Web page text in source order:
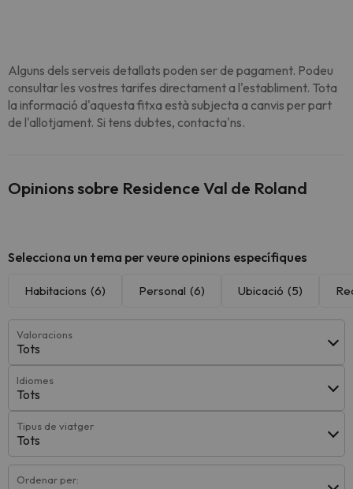
Alguns dels serveis detallats poden ser de pagament. Podeu
consultar les vostres tarifes directament a l'establiment. Tota
la informació d'aquesta fitxa està subjecta a canvis per part
de l'allotjament. Si tens dubtes, contacta'ns.
Opinions sobre Residence Val de Roland
Selecciona un tema per veure opinions específiques
Habitacions (6) Personal (6) Ubicació (5)
Valoracions
Tots
Idiomes
Tots
Tipus de viatger
Tots
Ordenar per: